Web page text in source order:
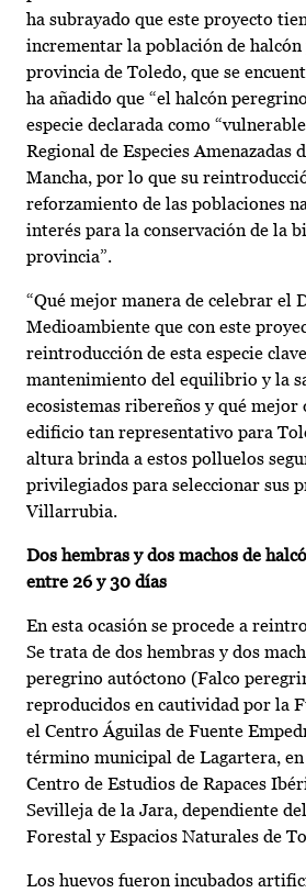
ha subrayado que este proyecto
incrementar la población de
provincia de Toledo, que se
ha añadido que “el halcón
especie declarada como
Regional de Especies Amenazadas
Mancha, por lo que su
reforzamiento de las poblaciones
interés para la conservación de la
provincia”.
“Qué mejor manera de celebrar el
Medioambiente que con este
reintroducción de esta especie
mantenimiento del equilibrio y la
ecosistemas ribereños y qué mejor
edificio tan representativo para
altura brinda a estos polluelos
privilegiados para seleccionar sus
Villarrubia.
Dos hembras y dos machos de
entre 26 y 30 días
En esta ocasión se procede a
Se trata de dos hembras y dos
peregrino autóctono (Falco
reproducidos en cautividad por la
el Centro Águilas de Fuente
término municipal de Lagartera,
Centro de Estudios de Rapaces
Sevilleja de la Jara, dependiente
Forestal y Espacios Naturales de
Los huevos fueron incubados